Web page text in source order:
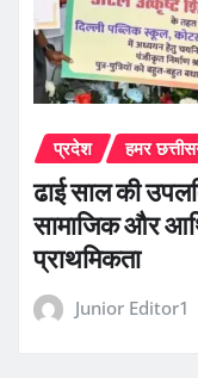
प्रदेश हमर
ढाई साल की
सामाजिक और
प्राथमिकता
Junior Editor1